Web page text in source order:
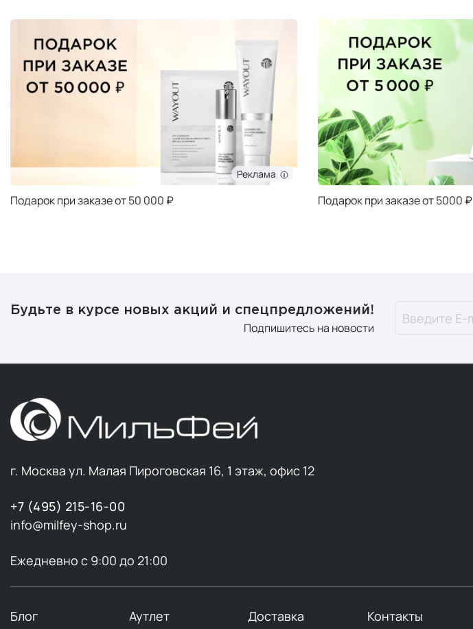
Реклама
Подарок при заказе от 50 000 ₽ Подарок при заказе от 5000 ₽
Будьте в курсе новых акций и спецпредложений!
Подпишитесь на новости
г. Москва ул. Малая Пироговская 16, 1 этаж, офис 12
+7 (495) 215-16-00
info@milfey-shop.ru
Ежедневно с 9:00 до 21:00
Блог Аутлет Доставка Контакты